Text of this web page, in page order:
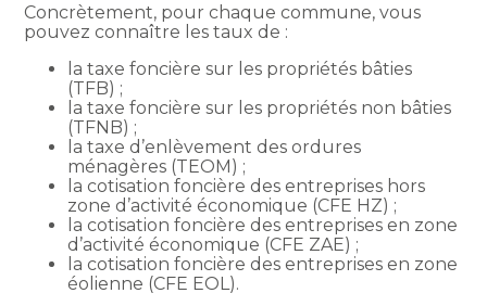
Concrètement, pour chaque commune, vous
pouvez connaître les taux de :
la taxe foncière sur les propriétés bâties
(TFB) ;
la taxe foncière sur les propriétés non bâties
(TFNB) ;
la taxe d’enlèvement des ordures
ménagères (TEOM) ;
la cotisation foncière des entreprises hors
zone d’activité économique (CFE HZ) ;
la cotisation foncière des entreprises en zone
d’activité économique (CFE ZAE) ;
la cotisation foncière des entreprises en zone
éolienne (CFE EOL).